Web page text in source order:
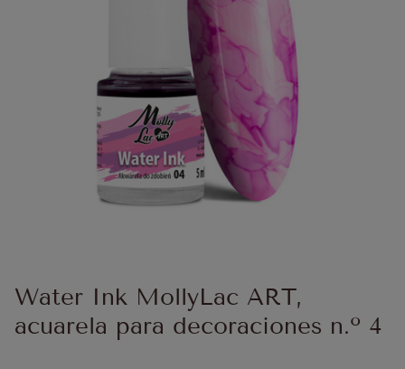
Water Ink MollyLac ART,
acuarela para decoraciones n.º 4